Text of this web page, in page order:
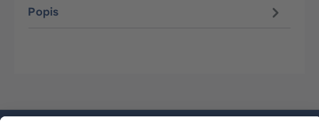
Popis